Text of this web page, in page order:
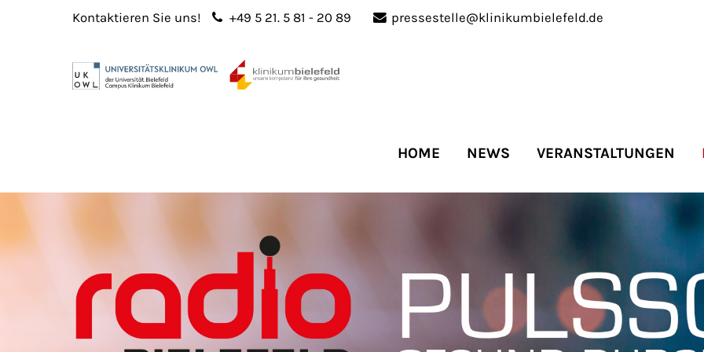
Login
Benutzername
Register |Lost your password?
24h/
365days
We offer support for our
customers
Have any questions?
+44 1234 567 890
Drop us a line
info@yourdomain.com
Kontaktieren Sie uns! +49 5 21. 5 81 - 20 89 pressestelle@klinikumbielefeld.de
HOME NEWS VERANSTALTUNGEN